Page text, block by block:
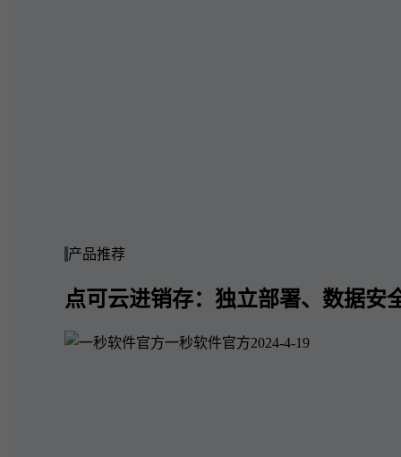
产品推荐
点可云进销存：独立部署、数据安
一秒软件官方2024-4-19